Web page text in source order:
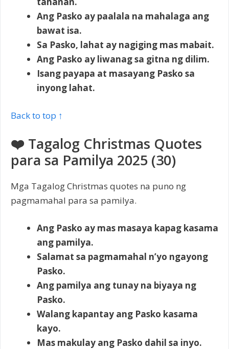
Ang Pasko ay paalala na mahalaga ang
bawat isa.
Sa Pasko, lahat ay nagiging mas mabait.
Ang Pasko ay liwanag sa gitna ng dilim.
Isang payapa at masayang Pasko sa
inyong lahat.
Back to top ↑
❤️ Tagalog Christmas Quotes
para sa Pamilya 2025 (30)
Mga Tagalog Christmas quotes na puno ng
pagmamahal para sa pamilya.
Ang Pasko ay mas masaya kapag kasama
ang pamilya.
Salamat sa pagmamahal n’yo ngayong
Pasko.
Ang pamilya ang tunay na biyaya ng
Pasko.
Walang kapantay ang Pasko kasama
kayo.
Mas makulay ang Pasko dahil sa inyo.